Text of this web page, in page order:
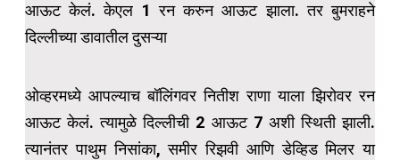
आऊट केलं. केएल 1 रन करुन आऊट झाला. तर बुमराहने
दिल्लीच्या डावातील दुसऱ्या
ओव्हरमध्ये आपल्याच बॉलिंगवर नितीश राणा याला झिरोवर रन
आऊट केलं. त्यामुळे दिल्लीची 2 आऊट 7 अशी स्थिती झाली.
त्यानंतर पाथुम निसांका, समीर रिझवी आणि डेव्हिड मिलर या